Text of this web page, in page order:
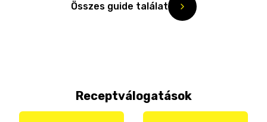
Összes guide találat
Receptválogatások